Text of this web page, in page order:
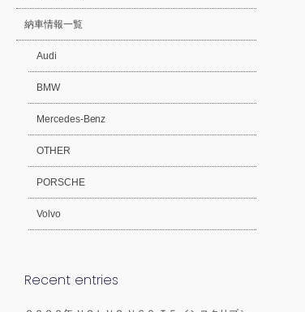
納車情報一覧
Audi
BMW
Mercedes-Benz
OTHER
PORSCHE
Volvo
Recent entries